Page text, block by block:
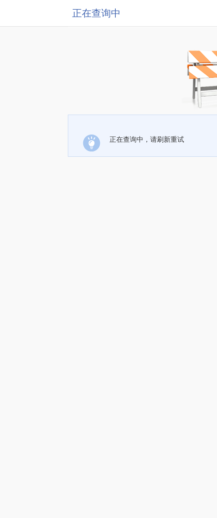
正在查询中
正在查询中，请刷新重试